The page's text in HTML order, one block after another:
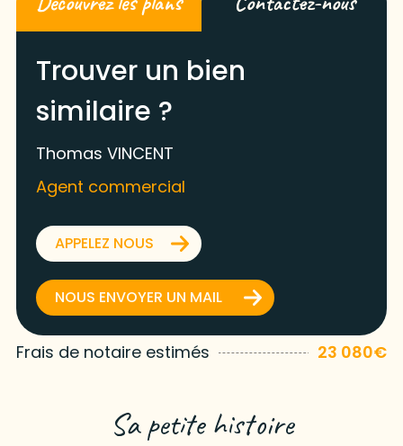
Trouver un bien
similaire ?
Thomas VINCENT
Agent commercial
APPELEZ NOUS
NOUS ENVOYER UN MAIL
Frais de notaire estimés 23 080€
Sa petite histoire